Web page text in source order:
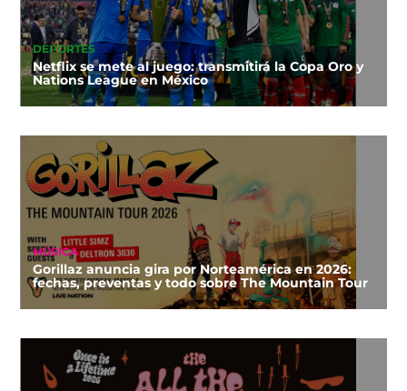
DEPORTES
Netflix se mete al juego: transmitirá la Copa Oro y
Nations League en México
MÚSICA
Gorillaz anuncia gira por Norteamérica en 2026:
fechas, preventas y todo sobre The Mountain Tour